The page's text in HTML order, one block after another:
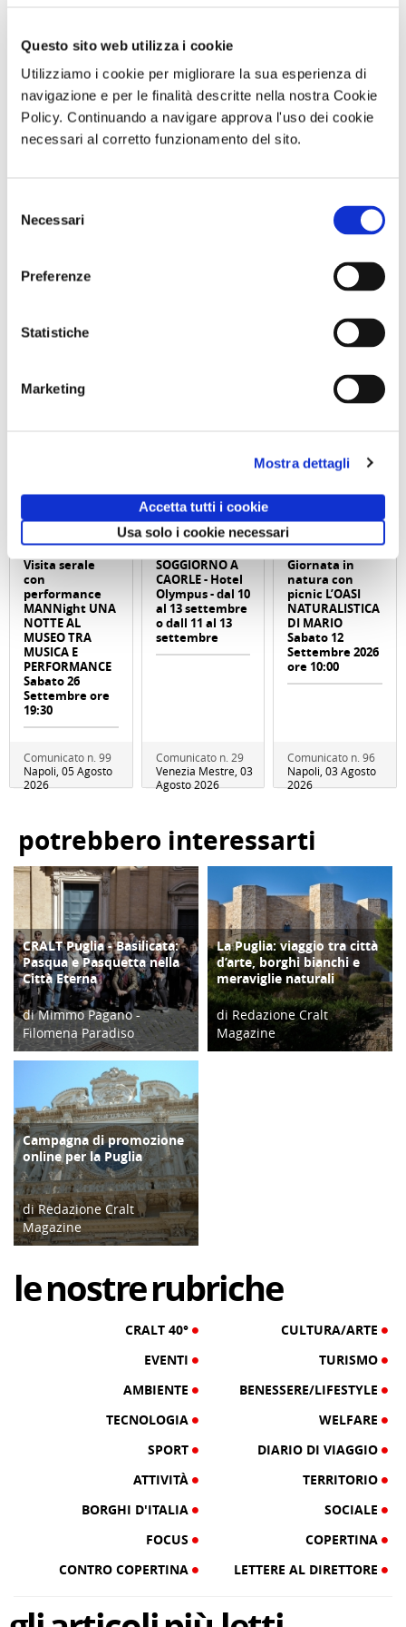
Questo sito web utilizza i cookie
Utilizziamo i cookie per migliorare la sua esperienza di
navigazione e per le finalità descritte nella nostra Cookie
Policy. Continuando a navigare approva l'uso dei cookie
necessari al corretto funzionamento del sito.
delNecessari
Preferenze
Statistiche
Marketing
Mostra dettagli
Accetta tutti i cookie
Usa solo i cookie necessari
passato !!!
Puglia19.JPG
26 Gennaio 2017
attività correlate:
Visita serale
con
performance
MANNight UNA
NOTTE AL
MUSEO TRA
MUSICA E
PERFORMANCE
Sabato 26
Settembre ore
19:30
Comunicato n. 99
Napoli, 05 Agosto
2026
SOGGIORNO A
CAORLE - Hotel
Olympus - dal 10
al 13 settembre
o dall 11 al 13
settembre
Comunicato n. 29
Venezia Mestre, 03
Agosto 2026
Giornata in
natura con
picnic L’OASI
NATURALISTICA
DI MARIO
Sabato 12
Settembre 2026
ore 10:00
Comunicato n. 96
Napoli, 03 Agosto
2026
potrebbero interessarti
DIARIO DI VIAGGIO
CRALT Puglia - Basilicata:
Pasqua e Pasquetta nella
Città Eterna
di Mimmo Pagano -
Filomena Paradiso
11/04/18
ATTIVITÀ
La Puglia: viaggio tra città
d’arte, borghi bianchi e
meraviglie naturali
di Redazione Cralt
Magazine
TERRITORIO
Campagna di promozione
online per la Puglia
di Redazione Cralt
Magazine
lenostrerubriche
CRALT 40°
CULTURA/ARTE
EVENTI
TURISMO
AMBIENTE
BENESSERE/LIFESTYLE
TECNOLOGIA
WELFARE
SPORT
DIARIO DI VIAGGIO
ATTIVITÀ
TERRITORIO
BORGHI D'ITALIA
SOCIALE
FOCUS
COPERTINA
CONTRO COPERTINA
LETTERE AL DIRETTORE